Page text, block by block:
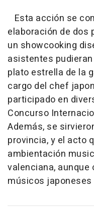
Esta acción se
elaboración de dos
un showcooking
asistentes
plato estrella de la
cargo del chef
participado en
Concurso
Además, se
provincia, y el acto
ambientación
valenciana,
músicos japoneses